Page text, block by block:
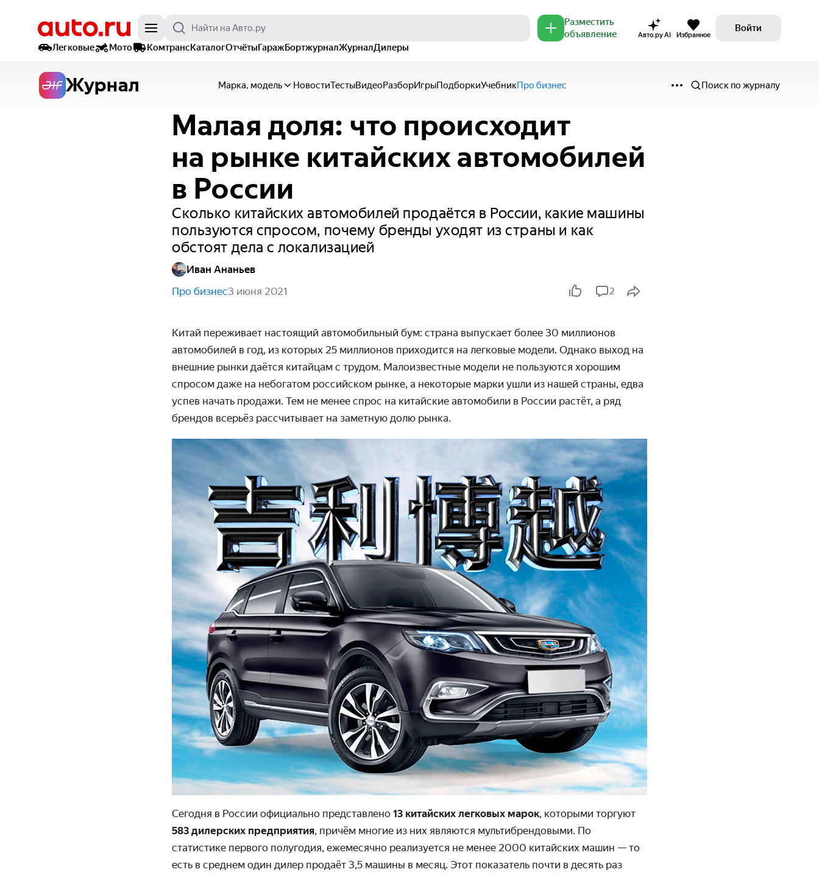
Разместить
объявление
Авто.ру AI Избранное
Войти
Легковые
Мото КомтрансКаталогОтчётыГаражБортжурналЖурналДилеры
Журнал Марка, модель НовостиТестыВидеоРазборИгрыПодборкиУчебникПро бизнес Поиск по журналу
Малая доля: что происходит
на рынке китайских автомобилей
в России
Сколько китайских автомобилей продаётся в России, какие машины
пользуются спросом, почему бренды уходят из страны и как
обстоят дела с локализацией
Иван Ананьев
Про бизнес3 июня 2021 2
Китай переживает настоящий автомобильный бум: страна выпускает более 30 миллионов
автомобилей в год, из которых 25 миллионов приходится на легковые модели. Однако выход на
внешние рынки даётся китайцам с трудом. Малоизвестные модели не пользуются хорошим
спросом даже на небогатом российском рынке, а некоторые марки ушли из нашей страны, едва
успев начать продажи. Тем не менее спрос на китайские автомобили в России растёт, а ряд
брендов всерьёз рассчитывает на заметную долю рынка.
Сегодня в России официально представлено 13 китайских легковых марок, которыми торгуют
583 дилерских предприятия, причём многие из них являются мультибрендовыми. По
статистике первого полугодия, ежемесячно реализуется не менее 2000 китайских машин — то
есть в среднем один дилер продаёт 3,5 машины в месяц. Этот показатель почти в десять раз